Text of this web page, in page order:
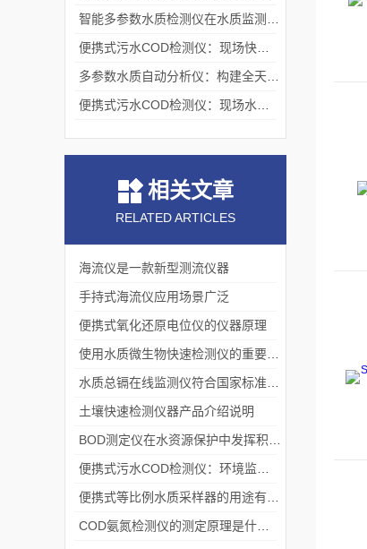
相关文章
RELATED ARTICLES
海流仪是一款新型测流仪器
手持式海流仪应用场景广泛
便携式氧化还原电位仪的仪器原理
土壤快速检测仪器产品介绍说明